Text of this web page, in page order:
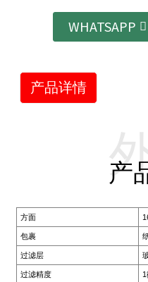
WHATSAPP
产品详情
产
方面
包裹
过滤层
过滤精度